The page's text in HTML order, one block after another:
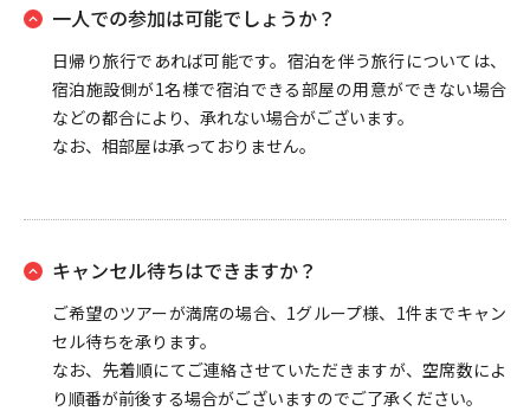
一人での参加は可能でしょうか？
日帰り旅行であれば可能です。宿泊を伴う旅行については、
宿泊施設側が1名様で宿泊できる部屋の用意ができない場合
などの都合により、承れない場合がございます。
なお、相部屋は承っておりません。
キャンセル待ちはできますか？
ご希望のツアーが満席の場合、1グループ様、1件までキャン
セル待ちを承ります。
なお、先着順にてご連絡させていただきますが、空席数によ
り順番が前後する場合がございますのでご了承ください。